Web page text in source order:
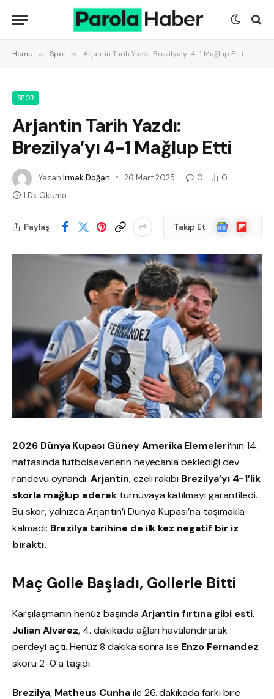
Home » Spor » Arjantin Tarih Yazdı: Brezilya’yı 4-1 Mağlup Etti
SPOR
Arjantin Tarih Yazdı:
Brezilya’yı 4-1 Mağlup Etti
Yazan Irmak Doğan 26 Mart 2025 0
0
1 Dk Okuma
Paylaş Takip Et
Google
News
Flipboard
2026 Dünya Kupası Güney Amerika Elemeleri‘nin 14.
haftasında futbolseverlerin heyecanla beklediği dev
randevu oynandı.Arjantin, ezeli rakibi Brezilya’yı 4-1’lik
skorla mağlup ederek turnuvaya katılmayı garantiledi.
Bu skor, yalnızca Arjantin’i Dünya Kupası’na taşımakla
kalmadı; Brezilya tarihine de ilk kez negatif bir iz
bıraktı.
Maç Golle Başladı, Gollerle Bitti
Karşılaşmanın henüz başında Arjantin fırtına gibi esti.
Julian Alvarez, 4. dakikada ağları havalandırarak
perdeyi açtı. Henüz 8 dakika sonra ise Enzo Fernandez
skoru 2-0’a taşıdı.
Brezilya, Matheus Cunhaile 26. dakikada farkı bire